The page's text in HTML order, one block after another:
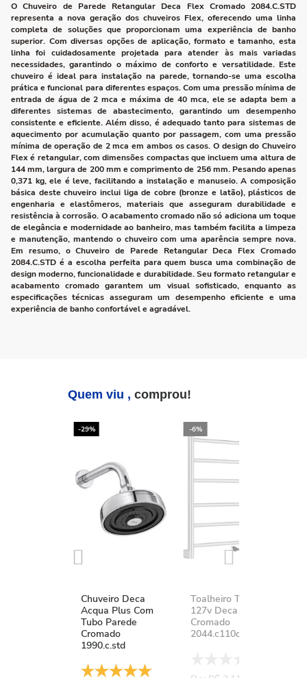
O Chuveiro de Parede Retangular Deca Flex Cromado 2084.C.STD
representa a nova geração dos chuveiros Flex, oferecendo uma linha
completa de soluções que proporcionam uma experiência de banho
superior. Com diversas opções de aplicação, formato e tamanho, esta
linha foi cuidadosamente projetada para atender às mais variadas
necessidades, garantindo o máximo de conforto e versatilidade. Este
chuveiro é ideal para instalação na parede, tornando-se uma escolha
prática e funcional para diferentes espaços. Com uma pressão mínima de
entrada de água de 2 mca e máxima de 40 mca, ele se adapta bem a
diferentes sistemas de abastecimento, garantindo um desempenho
consistente e eficiente. Além disso, é adequado tanto para sistemas de
aquecimento por acumulação quanto por passagem, com uma pressão
mínima de operação de 2 mca em ambos os casos. O design do Chuveiro
Flex é retangular, com dimensões compactas que incluem uma altura de
144 mm, largura de 200 mm e comprimento de 256 mm. Pesando apenas
0,371 kg, ele é leve, facilitando a instalação e manuseio. A composição
básica deste chuveiro inclui liga de cobre (bronze e latão), plásticos de
engenharia e elastômeros, materiais que asseguram durabilidade e
resistência à corrosão. O acabamento cromado não só adiciona um toque
de elegância e modernidade ao banheiro, mas também facilita a limpeza
e manutenção, mantendo o chuveiro com uma aparência sempre nova.
Em resumo, o Chuveiro de Parede Retangular Deca Flex Cromado
2084.C.STD é a escolha perfeita para quem busca uma combinação de
design moderno, funcionalidade e durabilidade. Seu formato retangular e
acabamento cromado garantem um visual sofisticado, enquanto as
especificações técnicas asseguram um desempenho eficiente e uma
experiência de banho confortável e agradável.
Quem viu , comprou!
-29%
Chuveiro Deca
Acqua Plus Com
Tubo Parede
Cromado
1990.c.std
-6%
Toalheiro Térmico
127v Deca You
Cromado
2044.c110d.aqc